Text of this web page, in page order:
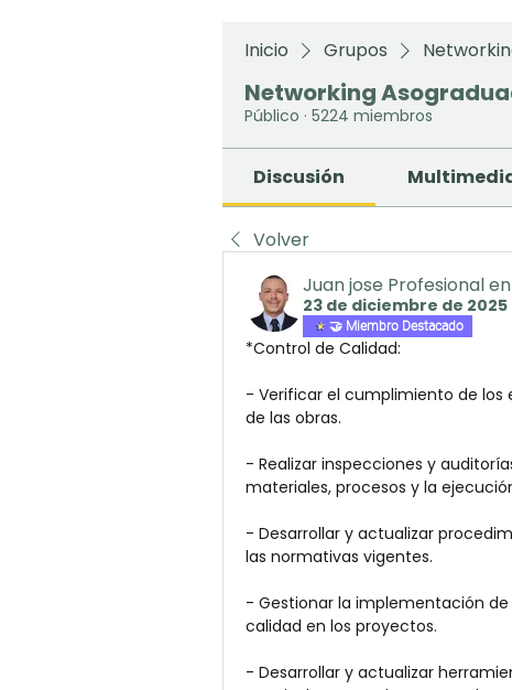
Inicio Grupos
Networking
Público · 5224 miembros
Discusión
Volver
Juan jose Profesional
23 de diciembre de 2025
🤝 Miembro Destacado
*Control de Calidad:
- Verificar el cumplimiento de los
de las obras.
- Realizar inspecciones y
materiales, procesos y la
- Desarrollar y actualizar
las normativas vigentes.
- Gestionar la implementación
calidad en los proyectos.
- Desarrollar y actualizar